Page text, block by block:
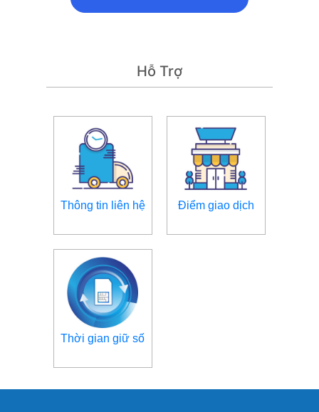
Hỗ Trợ
Thông tin liên hệ Điểm giao dịch
Thời gian giữ số